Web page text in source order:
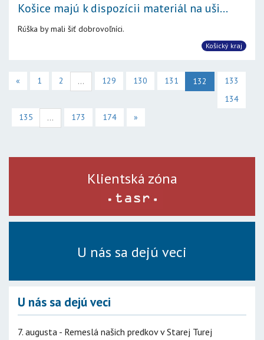
Košice majú k dispozícii materiál na uši...
Rúška by mali šiť dobrovoľníci.
Košický kraj
« 1 2 ... 129 130 131 132
133
134
135
... 173 174 »
Klientská zóna
U nás sa dejú veci
U nás sa dejú veci
7. augusta - Remeslá našich predkov v Starej Turej